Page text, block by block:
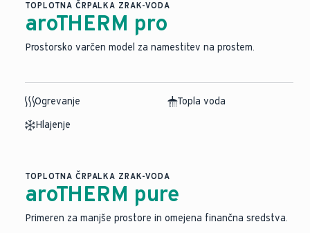
TOPLOTNA ČRPALKA ZRAK-VODA
aroTHERM pro
Prostorsko varčen model za namestitev na prostem.
Ogrevanje
Topla voda
Hlajenje
TOPLOTNA ČRPALKA ZRAK-VODA
aroTHERM pure
Primeren za manjše prostore in omejena finančna sredstva.